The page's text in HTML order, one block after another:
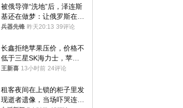
被俄导弹“洗地”后，泽连斯
基还在做梦：让俄罗斯在冬
季前求和？
兵器先锋 昨天20:13 39评论
长鑫拒绝苹果压价，价格不
低于三星SK海力士，苹果
失去了议价权
王新喜 13小时前 24评论
租客夜间在上锁的柜子里发
现逝者遗像，当场吓哭连夜